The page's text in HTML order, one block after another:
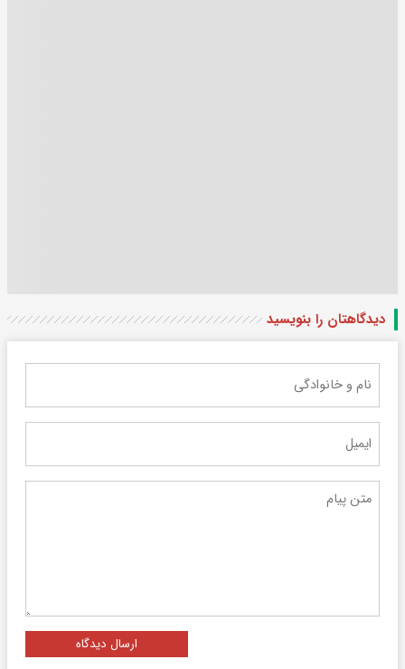
دیدگاهتان را بنویسید
ارسال دیدگاه